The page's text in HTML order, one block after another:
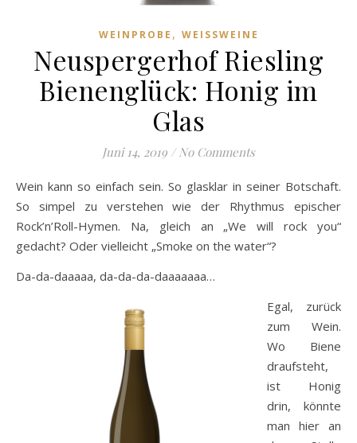
WEINPROBE , WEISSWEINE
Neuspergerhof Riesling
Bienenglück: Honig im
Glas
Juni 14, 2019 / No Comments
Wein kann so einfach sein. So glasklar in seiner Botschaft.
So simpel zu verstehen wie der Rhythmus epischer
Rock’n’Roll-Hymen. Na, gleich an „We will rock you“
gedacht? Oder vielleicht „Smoke on the water“?
Da-da-daaaaa, da-da-da-daaaaaaa…
Egal, zurück
zum Wein.
Wo Biene
draufsteht,
ist Honig
drin, könnte
man hier an